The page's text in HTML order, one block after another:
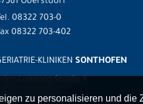
08322 703-0
08322 703-402
KLINIKEN SONTHOFEN
Sonthofen
zu personalisieren und